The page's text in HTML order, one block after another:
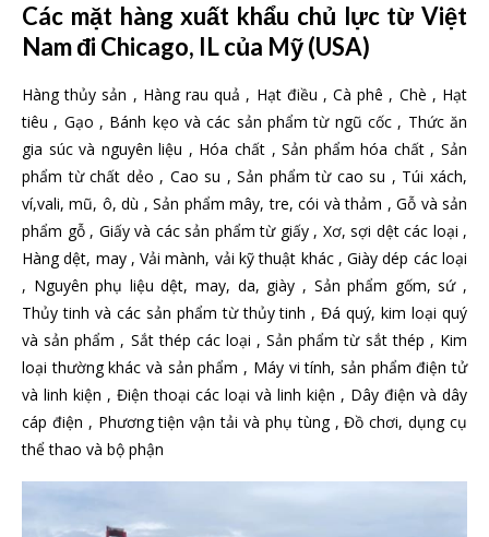
Các mặt hàng xuất khẩu chủ lực từ Việt
Nam đi Chicago, IL của Mỹ (USA)
Hàng thủy sản , Hàng rau quả , Hạt điều , Cà phê , Chè , Hạt
tiêu , Gạo , Bánh kẹo và các sản phẩm từ ngũ cốc , Thức ăn
gia súc và nguyên liệu , Hóa chất , Sản phẩm hóa chất , Sản
phẩm từ chất dẻo , Cao su , Sản phẩm từ cao su , Túi xách,
ví,vali, mũ, ô, dù , Sản phẩm mây, tre, cói và thảm , Gỗ và sản
phẩm gỗ , Giấy và các sản phẩm từ giấy , Xơ, sợi dệt các loại ,
Hàng dệt, may , Vải mành, vải kỹ thuật khác , Giày dép các loại
, Nguyên phụ liệu dệt, may, da, giày , Sản phẩm gốm, sứ ,
Thủy tinh và các sản phẩm từ thủy tinh , Đá quý, kim loại quý
và sản phẩm , Sắt thép các loại , Sản phẩm từ sắt thép , Kim
loại thường khác và sản phẩm , Máy vi tính, sản phẩm điện tử
và linh kiện , Điện thoại các loại và linh kiện , Dây điện và dây
cáp điện , Phương tiện vận tải và phụ tùng , Đồ chơi, dụng cụ
thể thao và bộ phận